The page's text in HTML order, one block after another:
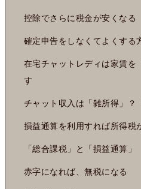
控除でさらに税金が安くなる
確定申告をしなくてよくする
在宅チャットレディは家賃を
す
チャット収入は「雑所得」？
損益通算を利用すれば所得税
「総合課税」と「損益通算」
赤字になれば、無税になる